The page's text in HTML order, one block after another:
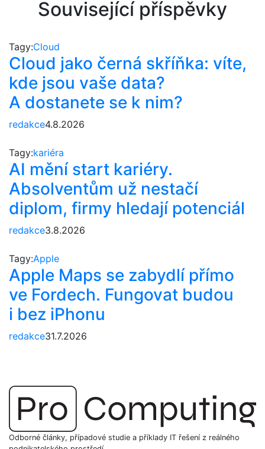
Související příspěvky
Tagy:Cloud
Cloud jako černá skříňka: víte,
kde jsou vaše data?
A dostanete se k nim?
redakce4.8.2026
Tagy:kariéra
AI mění start kariéry.
Absolventům už nestačí
diplom, firmy hledají potenciál
redakce3.8.2026
Tagy:Apple
Apple Maps se zabydlí přímo
ve Fordech. Fungovat budou
i bez iPhonu
redakce31.7.2026
Odborné články, případové studie a příklady IT řešení z reálného